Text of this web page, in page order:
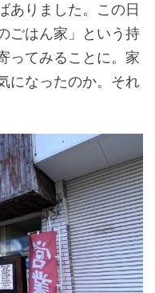
ありました。この日
ごはん家」という持
ってみることに。家
になったのか。それ